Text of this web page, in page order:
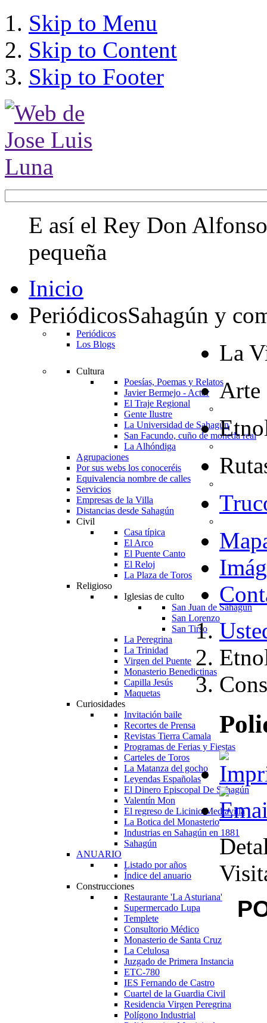
Skip to Menu
Skip to Content
Skip to Footer
E así el Rey Don
pequeña
Inicio
PeriódicosSahagún y
Periódicos
Los Blogs
La
Cultura
Poesías, Poemas y Relatos
Javier Bermejo - Actor
El Traje Regional
Gente Ilustre
La Universidad de Sahagún
San Facundo, cuño de moneda real
La Alhóndiga
Agrupaciones
Por sus webs los conoceréis
Equivalencia nombre de calles
Servicios
Empresas de la Villa
Distancias desde Sahagún
Arte
Civil
Casa típica
El Arco
El Puente Canto
El Reloj
La Plaza de Toros
Religioso
Iglesias de culto
San Juan de Sahagún
San Lorenzo
San Tirso
La Peregrina
La Trinidad
Virgen del Puente
Monasterio Benedictinas
Capilla Jesús
Maquetas
Curiosidades
Invitación baile
Recortes de Prensa
Revistas Tierra Camala
Programas de Ferias y Fiestas
Carteles de Toros
La Matanza del gocho
Leyendas Españolas
El Dinero Episcopal De Sahagún
Valentín Mon
El regreso de Licinio Mediavilla
La Botica del Monasterio
Industrias en Sahagún en 1881
Sahagún
ANUARIO
Listado por años
Índice del anuario
Construcciones
Restaurante 'La Asturiana'
Supermercado Lupa
Templete
Consultorio Médico
Monasterio de Santa Cruz
La Celulosa
Juzgado de Primera Instancia
ETC-780
IES Fernando de Castro
Cuartel de la Guardia Civil
Residencia Virgen Peregrina
Polígono Industrial